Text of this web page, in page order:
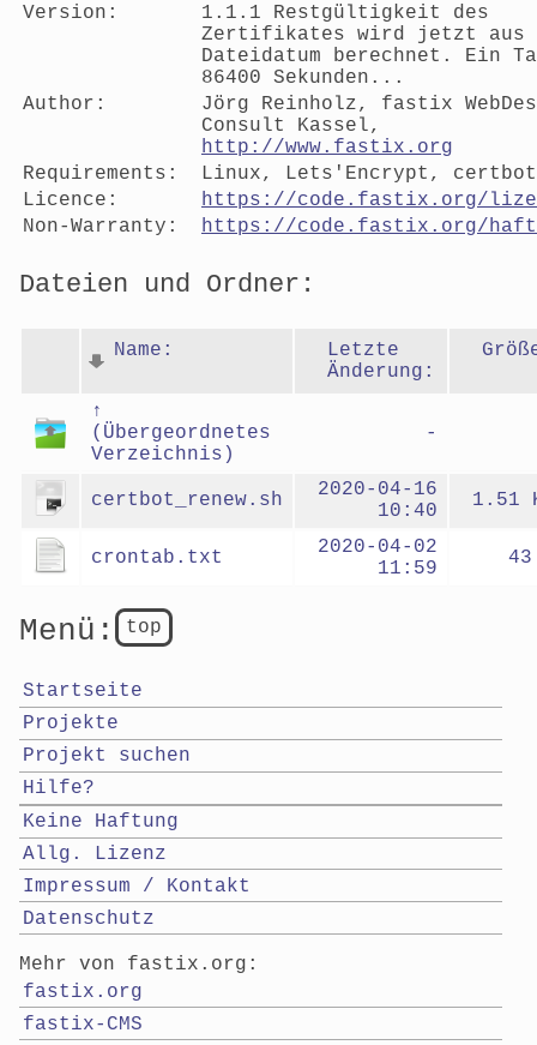
Version:
1.1.1 Restgültigkeit des
Zertifikates wird jetzt aus
Dateidatum berechnet. Ein
86400 Sekunden...
Author:
Jörg Reinholz, fastix
Consult Kassel,
http://www.fastix.org
Requirements:
Linux, Lets'Encrypt, certbot
Licence:
https://code.fastix.org/
Non-Warranty:
https://code.fastix.org/
Dateien und Ordner:
Name:
Letzte
Änderung:
↑
(Übergeordnetes
Verzeichnis)
-
certbot_renew.sh
2020-04-16
10:40
1.51
crontab.txt
2020-04-02
11:59
top
Menü:
Startseite
Projekte
Projekt suchen
Hilfe?
Keine Haftung
Allg. Lizenz
Impressum / Kontakt
Datenschutz
Mehr von fastix.org:
fastix.org
fastix-CMS